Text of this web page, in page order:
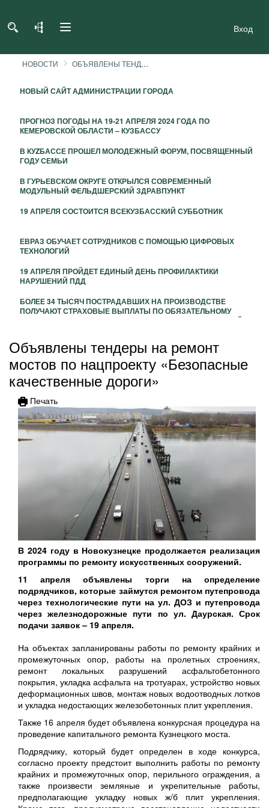
Вход
НОВОСТИ ОБЪЯВЛЕНЫ ТЕНДЕРЫ НА РЕМОНТ МОСТОВ ПО НАЦПРОЕКТУ «БЕЗОПАСНЫЕ КАЧЕСТВЕННЫЕ ДОРОГИ»
НОВЫЙ САЙТ АДМИНИСТРАЦИИ ГОРОДА
ПРОГНОЗ ПОГОДЫ НА 19-21 АПРЕЛЯ 2024 ГОДА ПО
КЕМЕРОВСКОЙ ОБЛАСТИ – КУЗБАССУ
В КУZБАССЕ ПРОШЕЛ МОЛОДЕЖНЫЙ ФОРУМ, ПОСВЯЩЕННЫЙ
ГОДУ СЕМЬИ
В ГУРЬЕВСКОМ ОКРУГЕ ОТКРЫЛСЯ СОВРЕМЕННЫЙ
МОДУЛЬНЫЙ ФЕЛЬДШЕРСКИЙ ЗДРАВПУНКТ
19 АПРЕЛЯ СОСТОИТСЯ ВСЕКУЗБАССКИЙ СУББОТНИК
ЕВРАЗ ОБУЧАЕТ СОТРУДНИКОВ С ПОМОЩЬЮ ЦИФРОВЫХ
ТЕХНОЛОГИЙ
19 АПРЕЛЯ ПРОЙДЕТ ЕДИНЫЙ ДЕНЬ ПРОФИЛАКТИКИ
НАРУШЕНИЙ ПДД
БОЛЕЕ 34 ТЫСЯЧ ПОСТРАДАВШИХ НА ПРОИЗВОДСТВЕ
ПОЛУЧАЮТ СТРАХОВЫЕ ВЫПЛАТЫ ПО ОБЯЗАТЕЛЬНОМУ
СОЦИАЛЬНОМУ СТРАХОВАНИЮ ОТ ОСФР ПО КЕМЕРОВСКОЙ
Объявлены тендеры на ремонт
мостов по нацпроекту «Безопасные
качественные дороги»
Печать
В 2024 году в Новокузнецке продолжается реализация
программы по ремонту искусственных сооружений.
11 апреля объявлены торги на определение
подрядчиков, которые займутся ремонтом путепровода
через технологические пути на ул. ДОЗ и путепровода
через железнодорожные пути по ул. Даурская. Срок
подачи заявок – 19 апреля.
На объектах запланированы работы по ремонту крайних и
промежуточных опор, работы на пролетных строениях,
ремонт локальных разрушений асфальтобетонного
покрытия, укладка асфальта на тротуарах, устройство новых
деформационных швов, монтаж новых водоотводных лотков
и укладка недостающих железобетонных плит укрепления.
Также 16 апреля будет объявлена конкурсная процедура на
проведение капитального ремонта Кузнецкого моста.
Подрядчику, который будет определен в ходе конкурса,
согласно проекту предстоит выполнить работы по ремонту
крайних и промежуточных опор, перильного ограждения, а
также произвести земляные и укрепительные работы,
предполагающие укладку новых ж/б плит укрепления.